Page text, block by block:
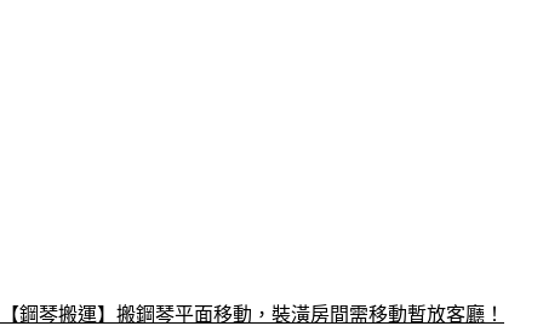
【鋼琴搬運】搬鋼琴平面移動，裝潢房間需移動暫放客廳！